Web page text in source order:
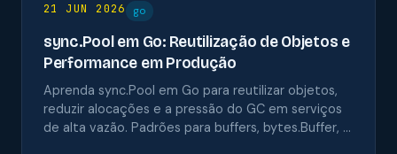
21 JUN 2026 go
sync.Pool em Go: Reutilização de Objetos e
Performance em Produção
Aprenda sync.Pool em Go para reutilizar objetos,
reduzir alocações e a pressão do GC em serviços
de alta vazão. Padrões para buffers, bytes.Buffer, …